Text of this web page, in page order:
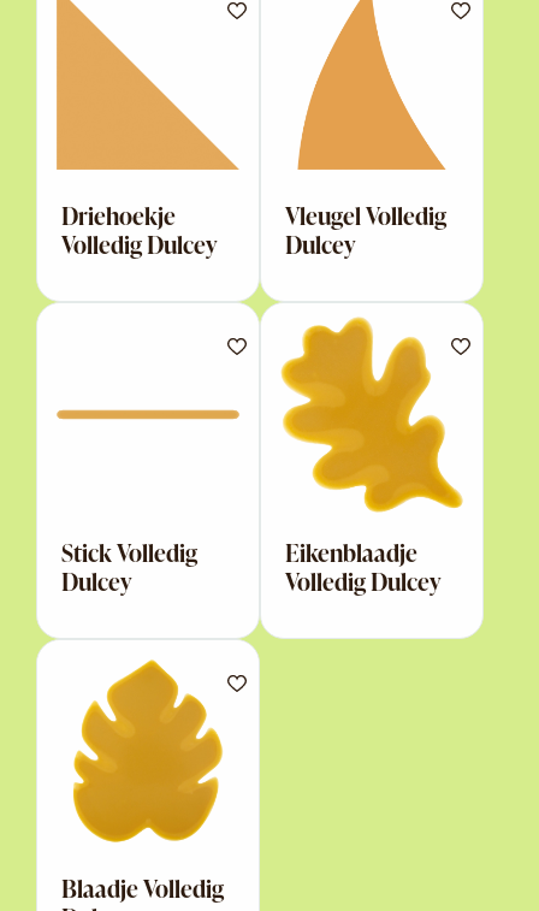
Driehoekje
Volledig Dulcey
Vleugel Volledig
Dulcey
Stick Volledig
Dulcey
Eikenblaadje
Volledig Dulcey
Blaadje Volledig